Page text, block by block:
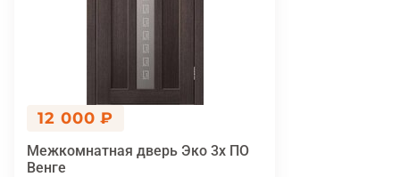
12 000 ₽
Межкомнатная дверь Эко 3х ПО
Венге